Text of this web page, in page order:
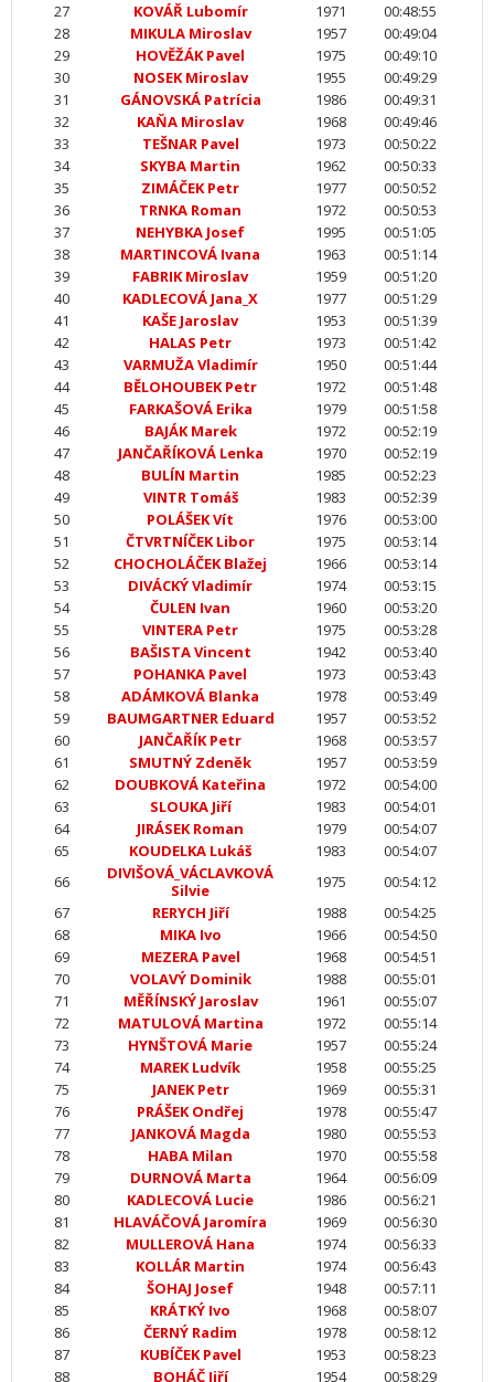
27
KOVÁŘ Lubomír 1971
00:48:55
28
MIKULA Miroslav 1957
00:49:04
29
HOVĚŽÁK Pavel 1975
00:49:10
30
NOSEK Miroslav 1955
00:49:29
31
GÁNOVSKÁ Patrícia 1986
00:49:31
32
KAŇA Miroslav 1968
00:49:46
33
TEŠNAR Pavel 1973
00:50:22
34
SKYBA Martin 1962
00:50:33
35
ZIMÁČEK Petr 1977
00:50:52
36
TRNKA Roman 1972
00:50:53
37
NEHYBKA Josef 1995
00:51:05
38
MARTINCOVÁ Ivana 1963
00:51:14
39
FABRIK Miroslav 1959
00:51:20
40
KADLECOVÁ Jana_X 1977
00:51:29
41
KAŠE Jaroslav 1953
00:51:39
42
HALAS Petr 1973
00:51:42
43
VARMUŽA Vladimír 1950
00:51:44
44
BĚLOHOUBEK Petr 1972
00:51:48
45
FARKAŠOVÁ Erika 1979
00:51:58
46
BAJÁK Marek 1972
00:52:19
47
JANČAŘÍKOVÁ Lenka 1970
00:52:19
48
BULÍN Martin 1985
00:52:23
49
VINTR Tomáš 1983
00:52:39
50
POLÁŠEK Vít 1976
00:53:00
51
ČTVRTNÍČEK Libor 1975
00:53:14
52
CHOCHOLÁČEK Blažej 1966
00:53:14
53
DIVÁCKÝ Vladimír 1974
00:53:15
54
ČULEN Ivan 1960
00:53:20
55
VINTERA Petr 1975
00:53:28
56
BAŠISTA Vincent 1942
00:53:40
57
POHANKA Pavel 1973
00:53:43
58
ADÁMKOVÁ Blanka 1978
00:53:49
59
BAUMGARTNER Eduard 1957
00:53:52
60
JANČAŘÍK Petr 1968
00:53:57
61
SMUTNÝ Zdeněk 1957
00:53:59
62
DOUBKOVÁ Kateřina 1972
00:54:00
63
SLOUKA Jiří 1983
00:54:01
64
JIRÁSEK Roman 1979
00:54:07
65
KOUDELKA Lukáš 1983
00:54:07
66
DIVIŠOVÁ_VÁCLAVKOVÁ
Silvie
1975
00:54:12
67
RERYCH Jiří 1988
00:54:25
68
MIKA Ivo 1966
00:54:50
69
MEZERA Pavel 1968
00:54:51
70
VOLAVÝ Dominik 1988
00:55:01
71
MĚŘÍNSKÝ Jaroslav 1961
00:55:07
72
MATULOVÁ Martina 1972
00:55:14
73
HYNŠTOVÁ Marie 1957
00:55:24
74
MAREK Ludvík 1958
00:55:25
75
JANEK Petr 1969
00:55:31
76
PRÁŠEK Ondřej 1978
00:55:47
77
JANKOVÁ Magda 1980
00:55:53
78
HABA Milan 1970
00:55:58
79
DURNOVÁ Marta 1964
00:56:09
80
KADLECOVÁ Lucie 1986
00:56:21
81
HLAVÁČOVÁ Jaromíra 1969
00:56:30
82
MULLEROVÁ Hana 1974
00:56:33
83
KOLLÁR Martin 1974
00:56:43
84
ŠOHAJ Josef 1948
00:57:11
85
KRÁTKÝ Ivo 1968
00:58:07
86
ČERNÝ Radim 1978
00:58:12
87
KUBÍČEK Pavel 1953
00:58:23
88
BOHÁČ Jiří 1954 00:58:29